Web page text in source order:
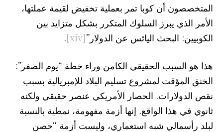
المتخصصون أن كوبا تمر بعملية تخفيض لقيمة عملتها،
الأمر الذي يبرز السلوك المتكرر بشكل متزايد بين
الكوبيين: البحث اليائس عن الدولار”[xiv]
.
هذا هو السبب الحقيقي الكامن وراء خطة “يوم الصفر”:
الخنق المؤقت لمشروع تسليم البلاد للإمبريالية بسبب
نقص الدولارات. الحصار الأمريكي عنصر حقيقي ولكنه
ثانوي في هذا الواقع. إنها أزمة مفهومة، نمطية بالنسبة
لبلد رأسمالي شبه استعماري، وليست أزمة “حصن